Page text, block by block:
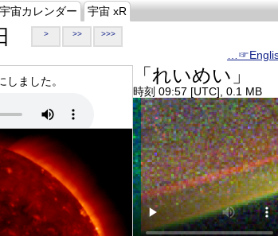
宇宙カレンダー 宇宙 xR
> >> >>>
しました。 「れいめい」
時刻 09:57 [UTC], 0.1 MB